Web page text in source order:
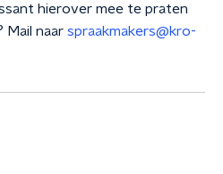
hierover mee te praten
Mail naar spraakmakers@kro-